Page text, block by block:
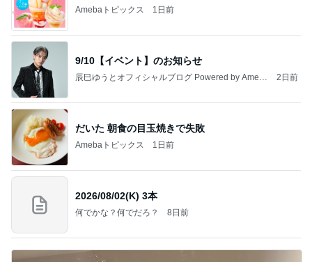
Amebaトピックス 1日前
9/10【イベント】のお知らせ
辰巳ゆうとオフィシャルブログ Powered by Ameb
2日前
だいた 朝食の目玉焼きで失敗
Amebaトピックス 1日前
2026/08/02(K) 3本
何でかな？何でだろ？ 8日前